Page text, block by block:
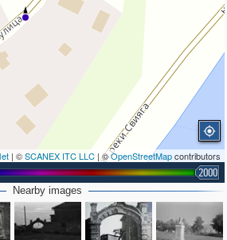
| ©SCANEX ITC LLC | ©OpenStreetMapcontributors
2000
Nearby images